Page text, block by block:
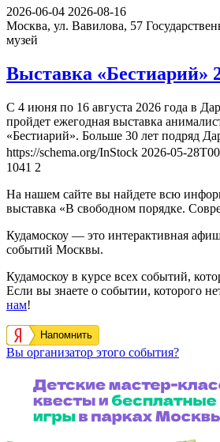
2026-06-04 2026-08-16
Москва, ул. Вавилова, 57
музей
Выставка «Бестиарий»
С 4 июня по 16 августа 2026 года в
пройдет ежегодная выставка
«Бестиарий». Больше 30 лет подряд
https://schema.org/InStock 2026-05-
1041 2
На нашем сайте вы найдете всю
выставка «В свободном порядке.
Кудамоскоу — это интерактивная
событий Москвы.
Кудамоскоу в курсе всех событий,
Если вы знаете о событии, которого
нам!
Напомнить
Вы организатор этого события?